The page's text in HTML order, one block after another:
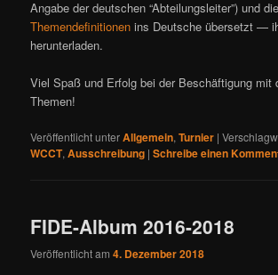
Angabe der deutschen “Abteilungsleiter”) und die
Themendefinitionen ins Deutsche übersetzt —
herunterladen.
Viel Spaß und Erfolg bei der Beschäftigung mit
Themen!
Veröffentlicht unterAllgemein,Turnier |
WCCT,Ausschreibung |Schreibe einen
FIDE-Album 2016-2018
Veröffentlicht am4. Dezember 2018